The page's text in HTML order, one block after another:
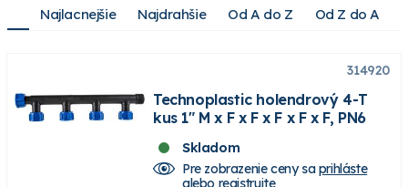
Najlacnejšie Najdrahšie Od A do Z Od Z do A
314920
Technoplastic holendrový 4-T
kus 1" M x F x F x F x F x F, PN6
Skladom
Pre zobrazenie ceny saprihláste
alebo registrujte